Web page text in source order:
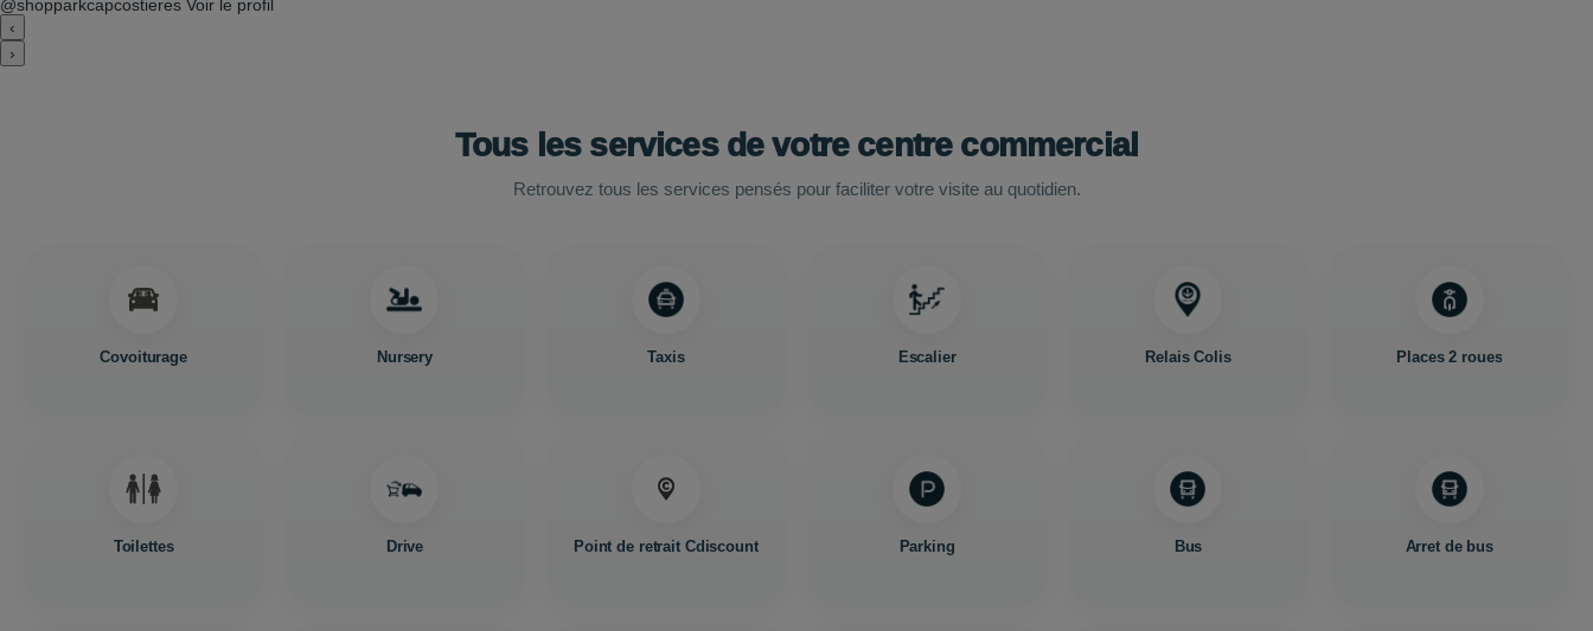
@shopparkcapcostieres Voir le profil
‹
›
Tous les services de votre centre commercial
Retrouvez tous les services pensés pour faciliter votre visite au quotidien.
Covoiturage Nursery Taxis Escalier Relais Colis Places 2 roues
Toilettes Drive Point de retrait Cdiscount Parking Bus Arret de bus